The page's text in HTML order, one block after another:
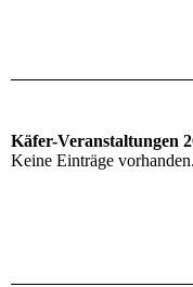
Käfer-Veranstaltungen
Keine Einträge vorhanden.